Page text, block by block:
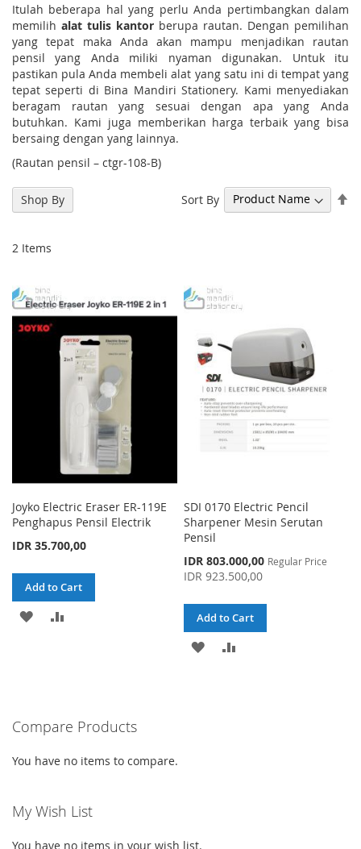
Itulah beberapa hal yang perlu Anda pertimbangkan dalam
memilih alat tulis kantor berupa rautan. Dengan pemilihan
yang tepat maka Anda akan mampu menjadikan rautan
pensil yang Anda miliki nyaman digunakan. Untuk itu
pastikan pula Anda membeli alat yang satu ini di tempat yang
tepat seperti di Bina Mandiri Stationery. Kami menyediakan
beragam rautan yang sesuai dengan apa yang Anda
butuhkan. Kami juga memberikan harga terbaik yang bisa
bersaing dengan yang lainnya.
(Rautan pensil – ctgr-108-B)
2 Items
Sort By
Joyko Electric Eraser ER-119E
Penghapus Pensil Electrik
IDR 35.700,00
Add to Cart
ADD
SDI 0170 Electric Pencil
Sharpener Mesin Serutan
Pensil
Special
Price
IDR 803.000,00 Regular Price
IDR 923.500,00
Add to Cart
ADD
Shop By
Compare Products
You have no items to compare.
My Wish List
You have no items in your wish list.